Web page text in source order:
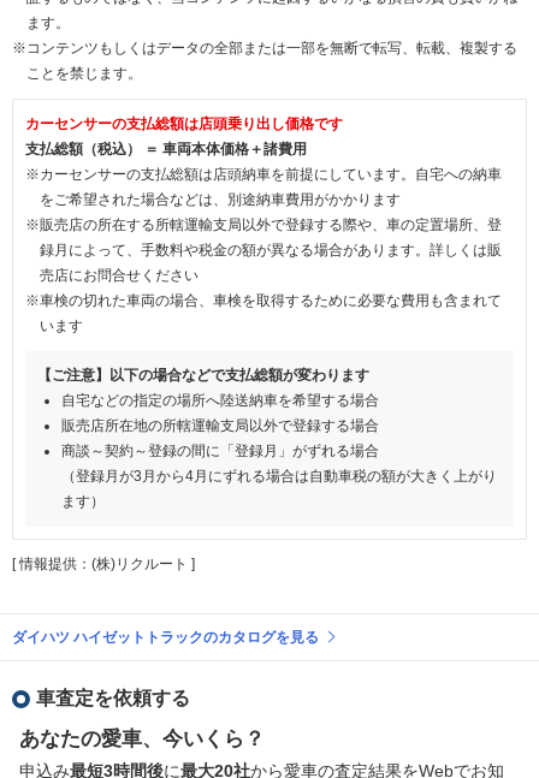
ます。
※コンテンツもしくはデータの全部または一部を無断で転写、転載、複製する
ことを禁じます。
カーセンサーの支払総額は店頭乗り出し価格です
支払総額（税込） ＝ 車両本体価格＋諸費用
※カーセンサーの支払総額は店頭納車を前提にしています。自宅への納車
をご希望された場合などは、別途納車費用がかかります
※販売店の所在する所轄運輸支局以外で登録する際や、車の定置場所、登
録月によって、手数料や税金の額が異なる場合があります。詳しくは販
売店にお問合せください
※車検の切れた車両の場合、車検を取得するために必要な費用も含まれて
います
【ご注意】以下の場合などで支払総額が変わります
自宅などの指定の場所へ陸送納車を希望する場合
販売店所在地の所轄運輸支局以外で登録する場合
商談～契約～登録の間に「登録月」がずれる場合
（登録月が3月から4月にずれる場合は自動車税の額が大きく上がり
ます）
[ 情報提供：(株)リクルート ]
ダイハツ ハイゼットトラックのカタログを見る
車査定を依頼する
あなたの愛車、今いくら？
申込み最短3時間後に最大20社から愛車の査定結果をWebでお知